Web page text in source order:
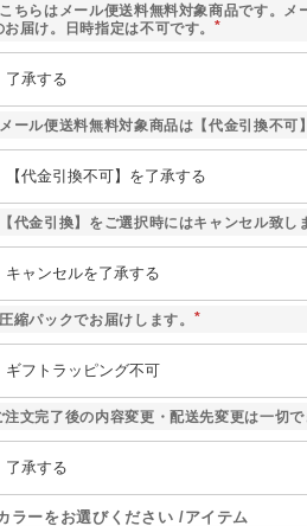
ちらはメール便送料無料対象商品です。メ
お届け。日時指定は不可です。
必
ール便送料無料対象商品は【代金引換不可】
代金引換】をご選択時にはキャンセル致し
縮パックでお届けします。
必
注文完了後の内容変更・配送先変更は一切
ラーをお選びください
アイテム